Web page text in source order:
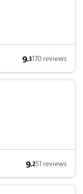
9,3 op basis van
9,3170 reviews
9,2 op basis
9,251 reviews